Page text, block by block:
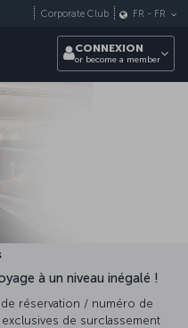
Corporate Club FR - FR
CONNEXION
or become a member
à un niveau inégalé !
réservation / numéro de
de surclassement